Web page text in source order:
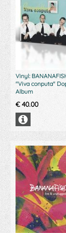
Vinyl:
"Viva conputa"
Album
€40.00